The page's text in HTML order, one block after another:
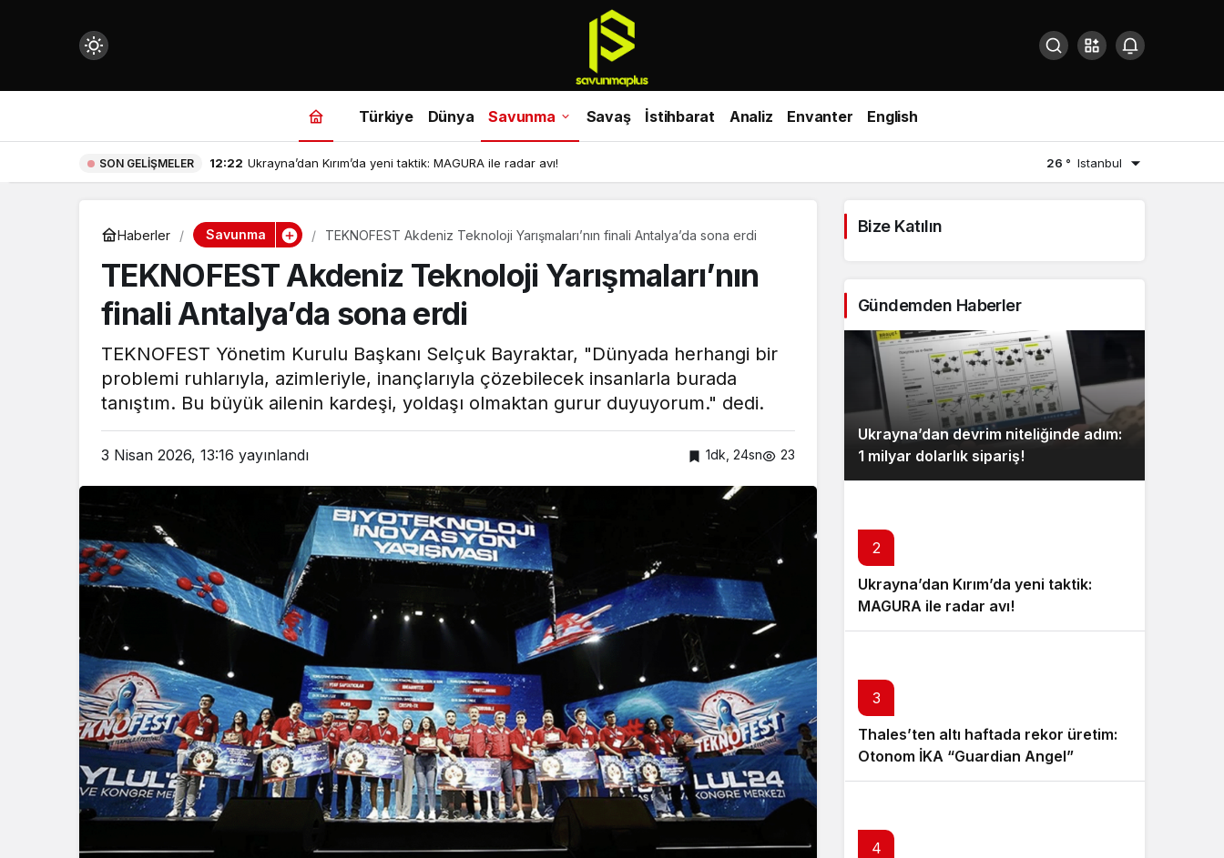
Mod
Türkiye Dünya Savunma Savaş İstihbarat Analiz Envanter English
SON GELIŞMELER 12:22 Ukrayna’dan Kırım’da yeni taktik: MAGURA ile radar avı! 26 ° Istanbul
Haberler Savunma TEKNOFEST Akdeniz Teknoloji Yarışmaları’nın finali Antalya’da sona erdi
TEKNOFEST Akdeniz Teknoloji Yarışmaları’nın
finali Antalya’da sona erdi
TEKNOFEST Yönetim Kurulu Başkanı Selçuk Bayraktar, "Dünyada herhangi bir
problemi ruhlarıyla, azimleriyle, inançlarıyla çözebilecek insanlarla burada
tanıştım. Bu büyük ailenin kardeşi, yoldaşı olmaktan gurur duyuyorum." dedi.
3 Nisan 2026, 13:16 yayınlandı 1dk, 24sn 23
Bize Katılın
Gündemden Haberler
Ukrayna’dan devrim niteliğinde adım:
1 milyar dolarlık sipariş!
2
Ukrayna’dan Kırım’da yeni taktik:
MAGURA ile radar avı!
3
Thales’ten altı haftada rekor üretim:
Otonom İKA “Guardian Angel”
tanıtıldı!
4